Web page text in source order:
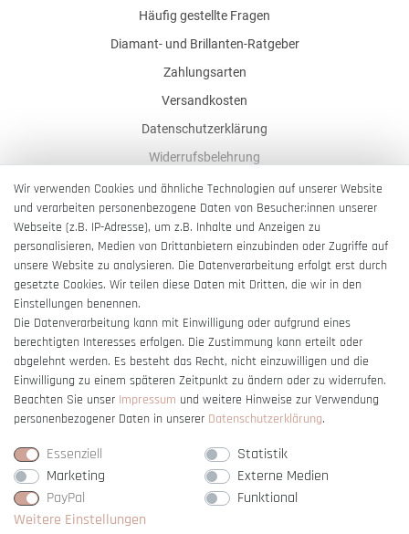
Häufig gestellte Fragen
Diamant- und Brillanten-Ratgeber
Zahlungsarten
Versandkosten
Datenschutzerklärung
Widerrufsbelehrung
AGB
Impressum
Barrierefreiheitserklärung
Vertrag widerrufen
Wir verwenden Cookies und ähnliche Technologien auf unserer Website
und verarbeiten personenbezogene Daten von Besucher:innen unserer
Webseite (z.B. IP-Adresse), um z.B. Inhalte und Anzeigen zu
personalisieren, Medien von Drittanbietern einzubinden oder Zugriffe auf
unsere Website zu analysieren. Die Datenverarbeitung erfolgt erst durch
gesetzte Cookies. Wir teilen diese Daten mit Dritten, die wir in den
Einstellungen benennen.
Die Datenverarbeitung kann mit Einwilligung oder aufgrund eines
berechtigten Interesses erfolgen. Die Zustimmung kann erteilt oder
abgelehnt werden. Es besteht das Recht, nicht einzuwilligen und die
Einwilligung zu einem späteren Zeitpunkt zu ändern oder zu widerrufen.
Beachten Sie unser Impressum und weitere Hinweise zur Verwendung
personenbezogener Daten in unserer Daten­schutz­erklärung.
Essenziell
Statistik
Marketing
Externe Medien
PayPal
Funktional
Weitere Einstellungen